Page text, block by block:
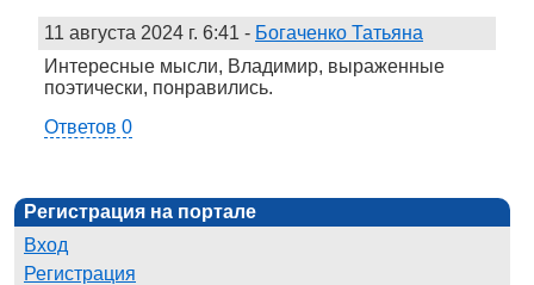
11 августа 2024 г. 6:41 - Богаченко Татьяна
Интересные мысли, Владимир, выраженные
поэтически, понравились.
Ответов 0
Регистрация на портале
Вход
Регистрация